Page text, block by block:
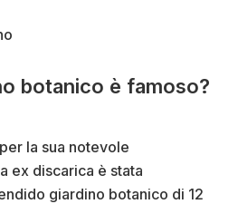
botanico è famoso?
la sua notevole
ex discarica è stata
giardino botanico di 12